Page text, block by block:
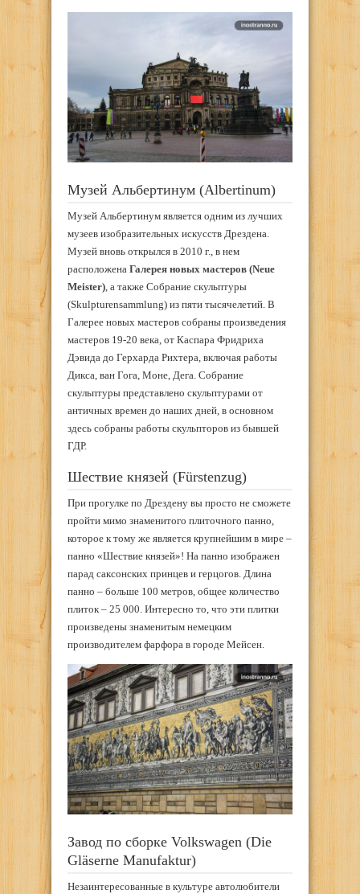
Музей Альбертинум (Albertinum)
Музей Альбертинум является одним из лучших
музеев изобразительных искусств Дрездена.
Музей вновь открылся в 2010 г., в нем
расположена Галерея новых мастеров (Neue
Meister), а также Собрание скульптуры
(Skulpturensammlung) из пяти тысячелетий. В
Галерее новых мастеров собраны произведения
мастеров 19-20 века, от Каспара Фридриха
Дэвида до Герхарда Рихтера, включая работы
Дикса, ван Гога, Моне, Дега. Собрание
скульптуры представлено скульптурами от
античных времен до наших дней, в основном
здесь собраны работы скульпторов из бывшей
ГДР.
Шествие князей (Fürstenzug)
При прогулке по Дрездену вы просто не сможете
пройти мимо знаменитого плиточного панно,
которое к тому же является крупнейшим в мире –
панно «Шествие князей»! На панно изображен
парад саксонских принцев и герцогов. Длина
панно – больше 100 метров, общее количество
плиток – 25 000. Интересно то, что эти плитки
произведены знаменитым немецким
производителем фарфора в городе Мейсен.
Завод по сборке Volkswagen (Die
Gläserne Manufaktur)
Незаинтересованные в культуре автолюбители